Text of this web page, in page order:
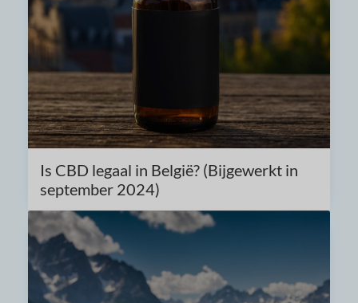
Is CBD legaal in België? (Bijgewerkt in
september 2024)